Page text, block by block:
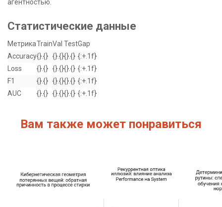
агентностью.
Статистические данные
МетрикаTrainVal TestGap
Accuracy{}.{} {}.{}{}.{} {:+.1f}
Loss
{}.{} {}.{}{}.{} {:+.1f}
F1
{}.{} {}.{}{}.{} {:+.1f}
AUC
{}.{} {}.{}{}.{} {:+.1f}
Вам также может понравиться